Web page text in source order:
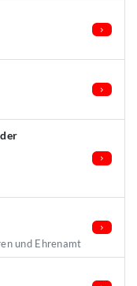
und Ehrenamt